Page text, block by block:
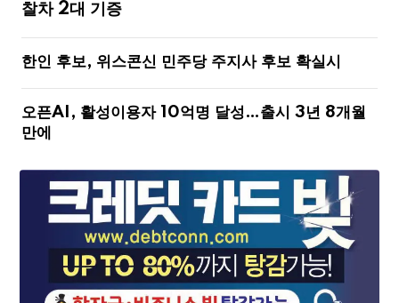
찰차 2대 기증
한인 후보, 위스콘신 민주당 주지사 후보 확실시
오픈AI, 활성이용자 10억명 달성…출시 3년 8개월
만에